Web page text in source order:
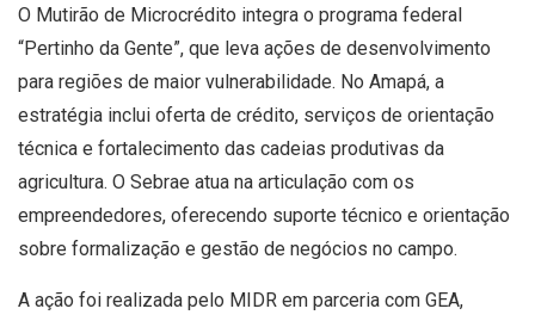
O Mutirão de Microcrédito integra o programa federal
“Pertinho da Gente”, que leva ações de desenvolvimento
para regiões de maior vulnerabilidade. No Amapá, a
estratégia inclui oferta de crédito, serviços de orientação
técnica e fortalecimento das cadeias produtivas da
agricultura. O Sebrae atua na articulação com os
empreendedores, oferecendo suporte técnico e orientação
sobre formalização e gestão de negócios no campo.
A ação foi realizada pelo MIDR em parceria com GEA,